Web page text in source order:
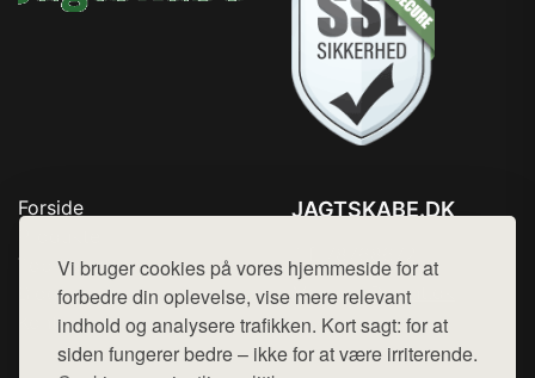
Vi bruger cookies på vores hjemmeside for at
forbedre din oplevelse, vise mere relevant
indhold og analysere trafikken. Kort sagt: for at
siden fungerer bedre – ikke for at være irriterende.
Forside
Top Rabatter
Blog
Kontakt
JAGTSKABE.DK
Mail: hej@want.dk
Cookie- og privatlivspolitik